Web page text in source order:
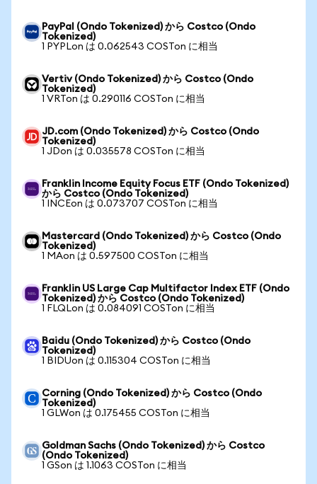
PayPal (Ondo Tokenized) から Costco (Ondo
Tokenized)
1 PYPLon は 0.062543 COSTon に相当
Vertiv (Ondo Tokenized) から Costco (Ondo
Tokenized)
1 VRTon は 0.290116 COSTon に相当
JD.com (Ondo Tokenized) から Costco (Ondo
Tokenized)
1 JDon は 0.035578 COSTon に相当
Franklin Income Equity Focus ETF (Ondo Tokenized)
から Costco (Ondo Tokenized)
1 INCEon は 0.073707 COSTon に相当
Mastercard (Ondo Tokenized) から Costco (Ondo
Tokenized)
1 MAon は 0.597500 COSTon に相当
Franklin US Large Cap Multifactor Index ETF (Ondo
Tokenized) から Costco (Ondo Tokenized)
1 FLQLon は 0.084091 COSTon に相当
Baidu (Ondo Tokenized) から Costco (Ondo
Tokenized)
1 BIDUon は 0.115304 COSTon に相当
Corning (Ondo Tokenized) から Costco (Ondo
Tokenized)
1 GLWon は 0.175455 COSTon に相当
Goldman Sachs (Ondo Tokenized) から Costco
(Ondo Tokenized)
1 GSon は 1.1063 COSTon に相当